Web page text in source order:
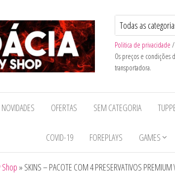
Politica de privacidade /
Os preços e condições
transportadora.
NOVIDADES OFERTAS SEM CATEGORIA
COVID-19 FOREPLAYS GAMES
Shop » SKINS – PACOTE COM 4 PRESERVATIVOS PREMIUM